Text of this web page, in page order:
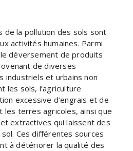
de la pollution des sols sont
activités humaines. Parmi
déversement de produits
de diverses
industriels et urbains non
les sols, l’agriculture
excessive d’engrais et de
les terres agricoles, ainsi que
extractives qui laissent des
Ces différentes sources
à détériorer la qualité des